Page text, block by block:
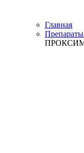
Главная
Препараты